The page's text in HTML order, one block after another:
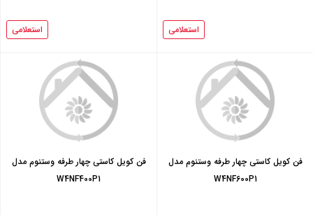
استعلامی استعلامی
فن کویل کاستی چهار طرفه وستنوم مدل
W4NF600P1
فن کویل کاستی چهار طرفه وستنوم مدل
W4NF400P1